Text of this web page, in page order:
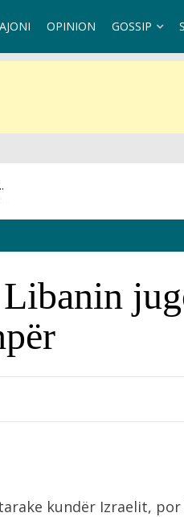
OPINION GOSSIP
kundër Izraelit, por